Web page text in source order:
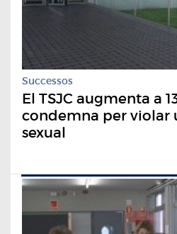
Successos
El TSJC augmenta a
condemna per violar
sexual